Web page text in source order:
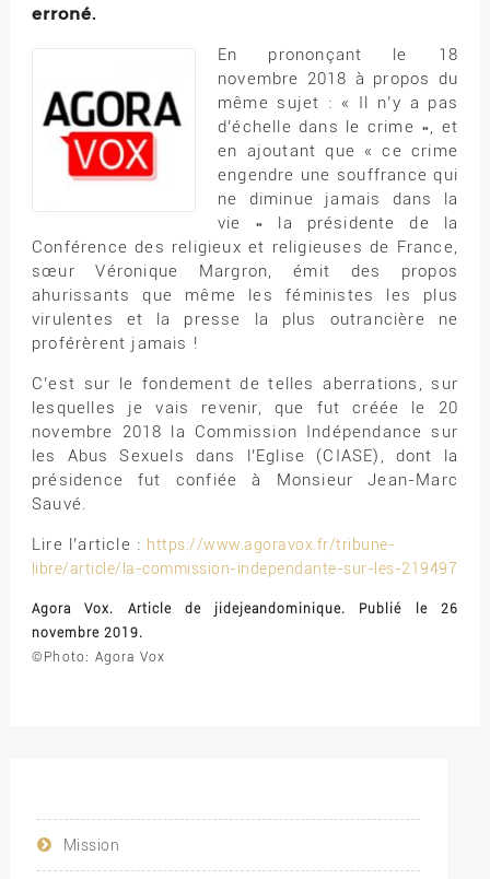
erroné.
En prononçant le 18
novembre 2018 à propos du
même sujet : « Il n’y a pas
d’échelle dans le crime », et
en ajoutant que « ce crime
engendre une souffrance qui
ne diminue jamais dans la
vie » la présidente de la
Conférence des religieux et religieuses de France,
sœur Véronique Margron, émit des propos
ahurissants que même les féministes les plus
virulentes et la presse la plus outrancière ne
proférèrent jamais !
C’est sur le fondement de telles aberrations, sur
lesquelles je vais revenir, que fut créée le 20
novembre 2018 la Commission Indépendance sur
les Abus Sexuels dans l’Eglise (CIASE), dont la
présidence fut confiée à Monsieur Jean-Marc
Sauvé.
Lire l’article : https://www.agoravox.fr/tribune-
libre/article/la-commission-independante-sur-les-219497
Agora Vox. Article de jidejeandominique. Publié le 26
novembre 2019.
©Photo: Agora Vox
Mission